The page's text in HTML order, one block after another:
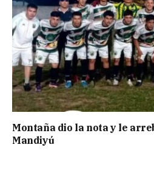
Montaña dio la nota y le
Mandiyú